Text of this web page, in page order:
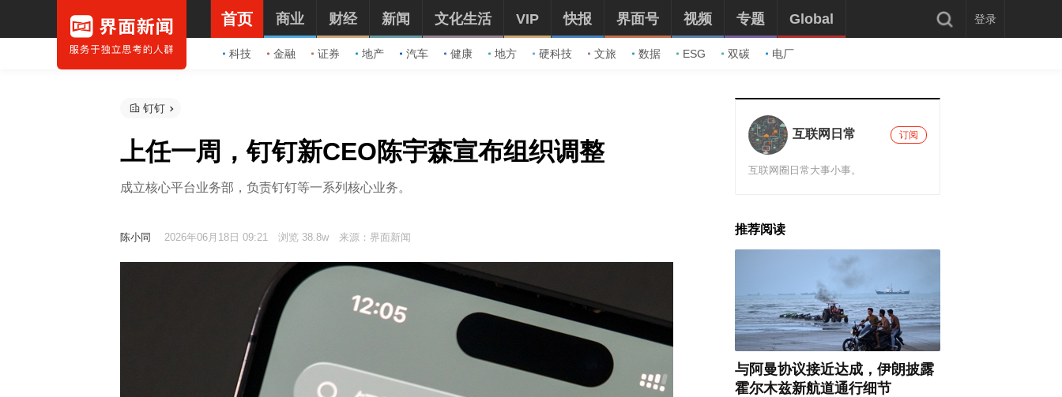
首页
科技 金融 证券 地产 汽车 健康 地方 硬科技 文旅 数据 ESG 双碳 电厂
商业 财经 新闻 文化生活 VIP 快报 界面号 视频 专题 Global 登录
钉钉
上任一周，钉钉新CEO陈宇森宣布组织调整
成立核心平台业务部，负责钉钉等一系列核心业务。
陈小同 2026年06月18日 09:21 浏览 38.8w 来源：界面新闻
互联网日常 订阅
互联网圈日常大事小事。
推荐阅读
与阿曼协议接近达成，伊朗披露
霍尔木兹新航道通行细节